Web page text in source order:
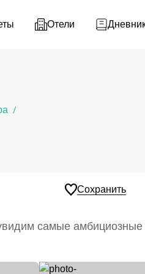
Отели
/
Сохранить
самые амбициозные